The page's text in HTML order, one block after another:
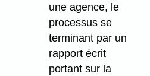
une agence, le
processus se
terminant par un
rapport écrit
portant sur la